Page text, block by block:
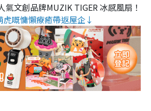
氣文創品牌MUZIK TIGER 冰感風扇！
虎嘅慵懶療癒帶返屋企↓